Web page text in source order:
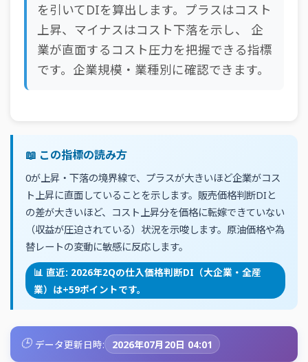
を引いてDIを算出します。プラスはコスト
上昇、マイナスはコスト下落を示し、 企
業が直面するコスト圧力を把握できる指標
です。企業規模・業種別に確認できます。
📖 この指標の読み方
0が上昇・下落の境界線で、プラスが大きいほど企業がコス
ト上昇に直面していることを示します。販売価格判断DIと
の差が大きいほど、コスト上昇分を価格に転嫁できていない
（収益が圧迫されている）状況を示唆します。原油価格や為
替レートの変動に敏感に反応します。
📊 直近: 2026年2Qの仕入価格判断DI（大企業・全産
業）は+59ポイントです。
🕒 データ更新日時: 2026年07月20日 04:01